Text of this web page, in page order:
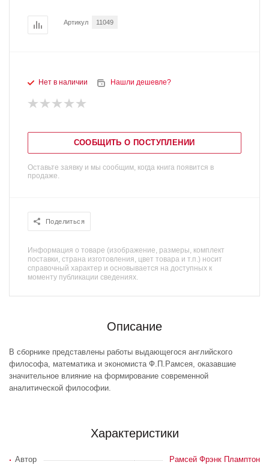
Артикул 11049
Нет в наличии Нашли дешевле?
СООБЩИТЬ О ПОСТУПЛЕНИИ
Оставьте заявку и мы сообщим, когда книга появится в
продаже.
Поделиться
Информация о товаре (изображение, размеры, комплект
поставки, страна изготовления, цвет товара и т.п.) носит
справочный характер и основывается на доступных к
моменту публикации сведениях.
Описание
В сборнике представлены работы выдающегося английского
философа, математика и экономиста Ф.П.Рамсея, оказавшие
значительное влияние на формирование современной
аналитической философии.
Характеристики
Автор
Рамсей Фрэнк Пламптон